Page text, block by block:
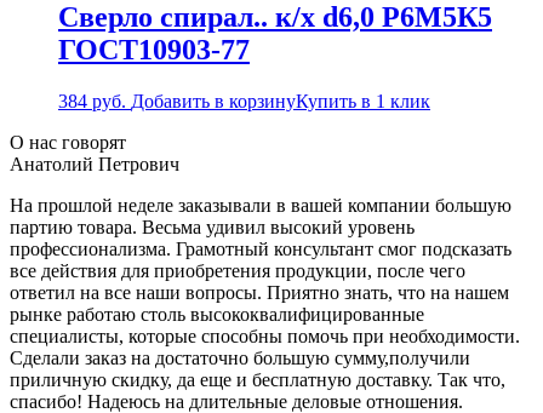
Сверло спирал.. к/х d6,0 Р6М5К5
ГОСТ10903-77
384 руб. Добавить в корзинуКупить в 1 клик
О нас говорят
Анатолий Петрович
На прошлой неделе заказывали в вашей компании большую
партию товара. Весьма удивил высокий уровень
профессионализма. Грамотный консультант смог подсказать
все действия для приобретения продукции, после чего
ответил на все наши вопросы. Приятно знать, что на нашем
рынке работаю столь высококвалифицированные
специалисты, которые способны помочь при необходимости.
Сделали заказ на достаточно большую сумму,получили
приличную скидку, да еще и бесплатную доставку. Так что,
спасибо! Надеюсь на длительные деловые отношения.